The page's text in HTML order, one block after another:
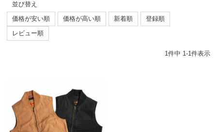
並び替え
価格が安い順
価格が高い順 新着順
登録順
レビュー順
1件中 1-1件表示